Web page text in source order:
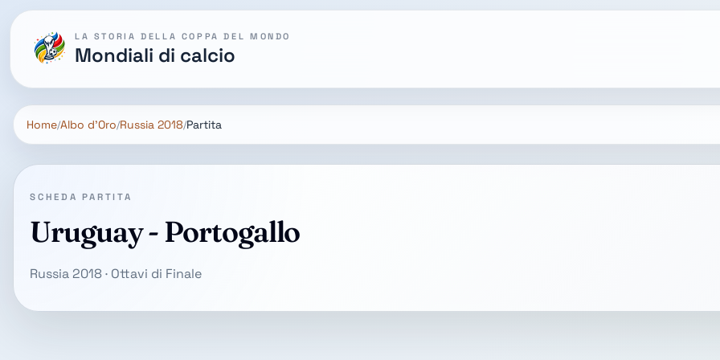
LA STORIA DELLA COPPA DEL MONDO
Mondiali di calcio
Home Albo d'Oro Russia 2018 Partita
SCHEDA PARTITA
Uruguay - Portogallo
Russia 2018 · Ottavi di Finale